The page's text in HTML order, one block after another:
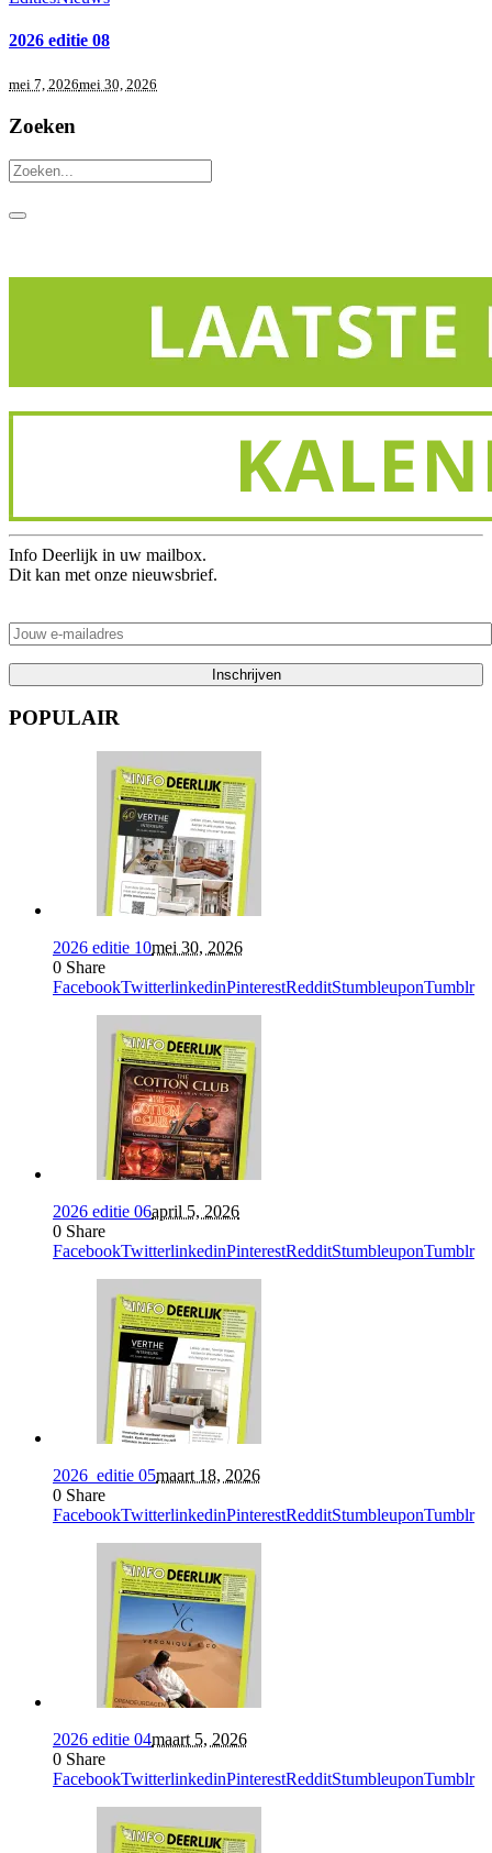
2026 editie 08
mei 7, 2026mei 30, 2026
Zoeken
Info Deerlijk in uw mailbox.
Dit kan met onze nieuwsbrief.
POPULAIR
2026 editie 10mei 30, 2026
0 Share
FacebookTwitterlinkedinPinterestRedditStumbleuponTumblr
2026 editie 06april 5, 2026
0 Share
FacebookTwitterlinkedinPinterestRedditStumbleuponTumblr
2026_editie 05maart 18, 2026
0 Share
FacebookTwitterlinkedinPinterestRedditStumbleuponTumblr
2026 editie 04maart 5, 2026
0 Share
FacebookTwitterlinkedinPinterestRedditStumbleuponTumblr